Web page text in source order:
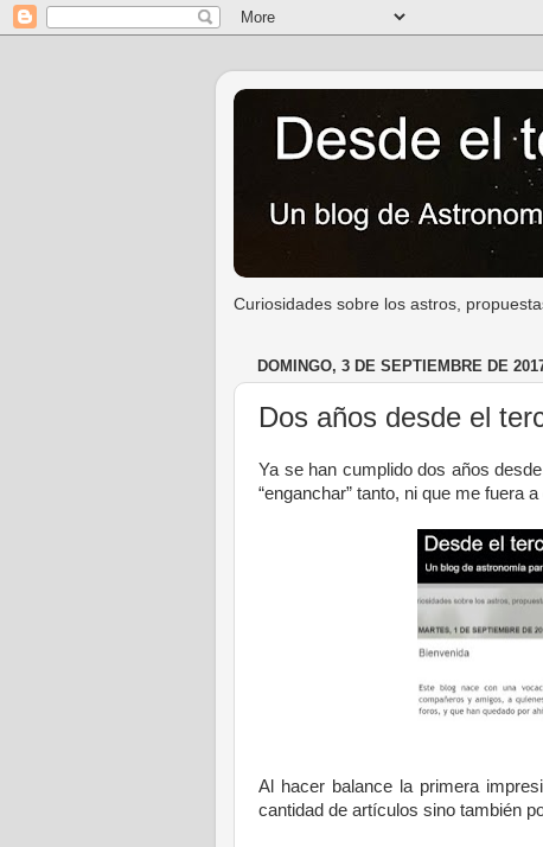
Curiosidades sobre los astros,
DOMINGO, 3 DE SEPTIEMBRE DE
Dos años desde el
Ya se han cumplido dos años
“enganchar” tanto, ni que me fuera
Al hacer balance la primera
cantidad de artículos sino también